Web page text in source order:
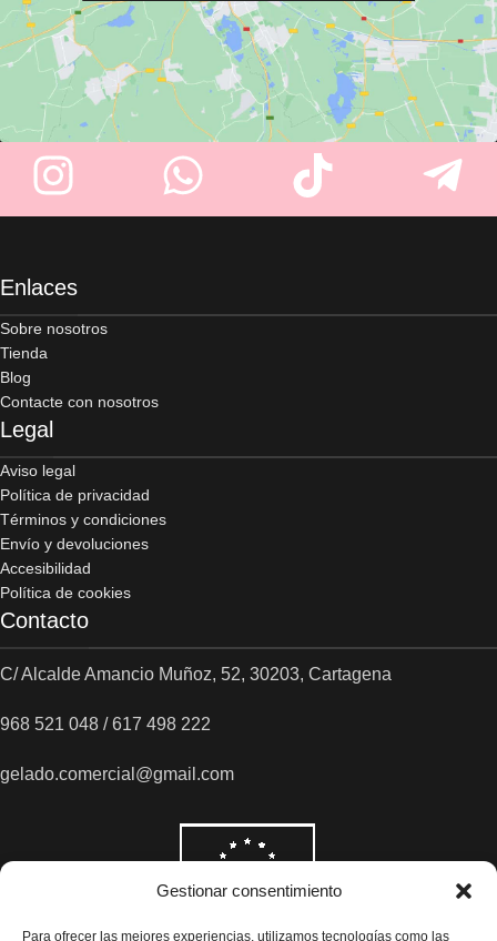
Gestionar consentimiento
Para ofrecer las mejores experiencias, utilizamos tecnologías como las
Enlaces
Sobre nosotros
Tienda
Blog
Contacte con nosotros
Legal
Aviso legal
Política de privacidad
Términos y condiciones
Envío y devoluciones
Accesibilidad
Política de cookies
Contacto
C/ Alcalde Amancio Muñoz, 52, 30203, Cartagena
968 521 048 / 617 498 222
gelado.comercial@gmail.com